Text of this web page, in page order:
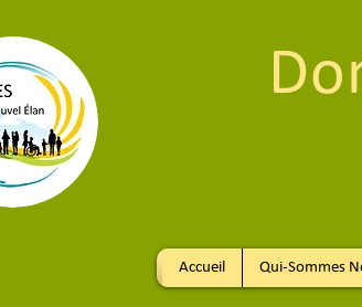
Accueil Qui-Sommes